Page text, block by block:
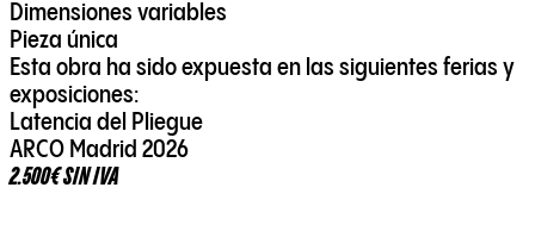
Dimensiones variables
Pieza única
Esta obra ha sido expuesta en las siguientes ferias y
exposiciones:
Latencia del Pliegue
ARCO Madrid 2026
2.500€ SIN IVA